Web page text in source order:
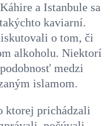
a Istanbule sa
kaviarní.
o tom, či
alkoholu. Niektorí
medzi
islamom.
ktorej prichádzali